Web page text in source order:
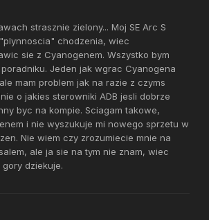
strasznie zielony... Moj SE Arc S
chodzenia, wiec
sie z Cyanogenem. Wszystko bym
poradniku. Jeden jak wgrac Cyanogena
mam problem jak na razie z czyms
o jakies sterowniki ADB jesli dobrze
byc na kompie. Sciagam takowe,
i nie wyszukuje mi nowego sprzetu w
Nie wiem czy zrozumiecie mnie na
ale ja sie na tym nie znam, wiec
dziekuje.